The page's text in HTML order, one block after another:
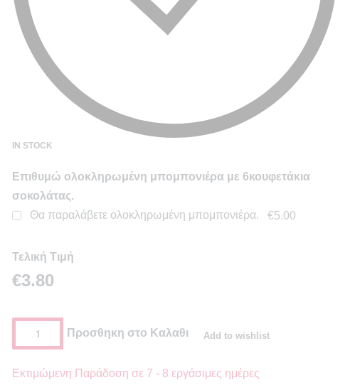
IN STOCK
Επιθυμώ ολοκληρωμένη μπομπονιέρα με 6κουφετάκια
σοκολάτας.
Θα παραλάβετε ολοκληρωμένη μπομπονιέρα.
€5.00
Τελική Τιμή
€3.80
Προσθηκη στο Καλαθι Add to wishlist
Εκτιμώμενη Παράδοση σε 7 - 8 εργάσιμες ημέρες